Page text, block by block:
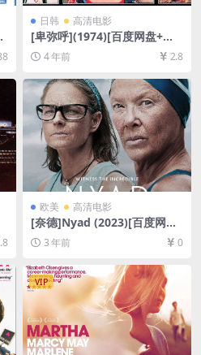
日韩 高清电影
[卑弥呼](1974)[百度网盘+迅
雷云盘资源1080P超清未删减]
[MP4/6GB][中文字幕]
4 年前 2.8
欧美 高清电影
[奈德]Nyad (2023)[百度网盘
+夸克网盘1080P超清未删减
资源][网盘在线播放/下载][MP
3 年前 0
VIP